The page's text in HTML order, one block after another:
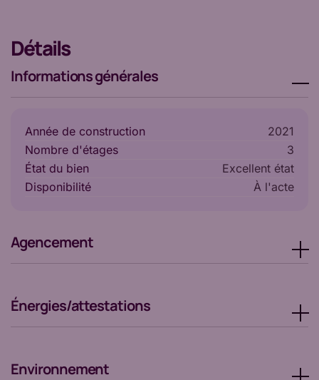
Détails
Informations générales
Année de construction
2021
Nombre d'étages
3
État du bien
Excellent état
Disponibilité
à l'acte
Agencement
Énergies/attestations
Environnement